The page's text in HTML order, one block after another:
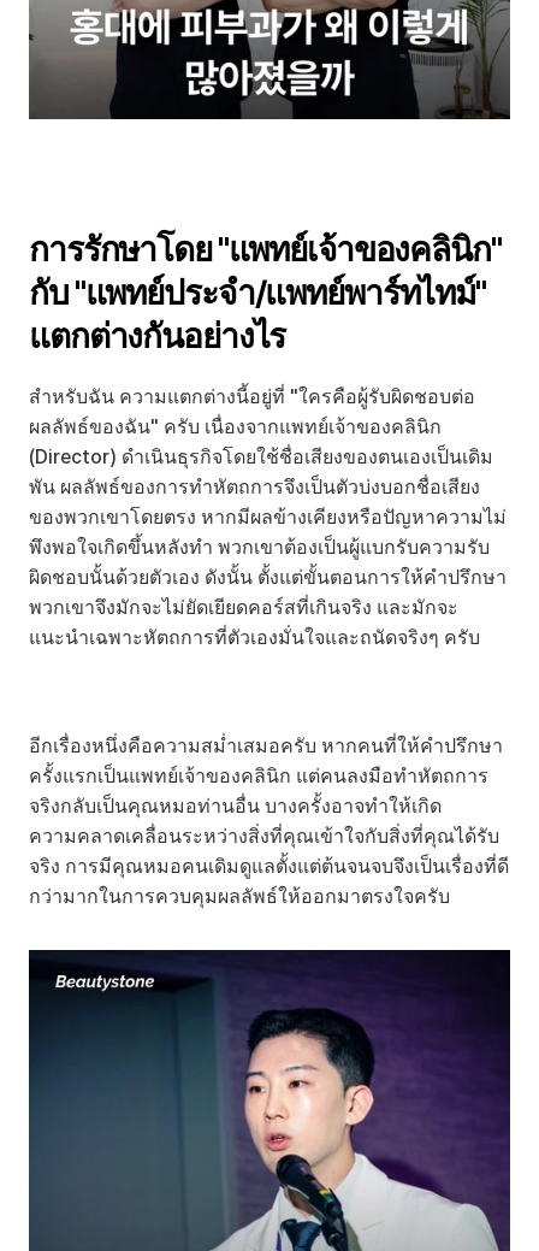
การรักษาโดย "แพทย์เจ้าของคลินิก"
กับ "แพทย์ประจำ/แพทย์พาร์ทไทม์"
แตกต่างกันอย่างไร
สำหรับฉัน ความแตกต่างนี้อยู่ที่ "ใครคือผู้รับผิดชอบต่อ
ผลลัพธ์ของฉัน" ครับ เนื่องจากแพทย์เจ้าของคลินิก
(Director) ดำเนินธุรกิจโดยใช้ชื่อเสียงของตนเองเป็นเดิม
พัน ผลลัพธ์ของการทำหัตถการจึงเป็นตัวบ่งบอกชื่อเสียง
ของพวกเขาโดยตรง หากมีผลข้างเคียงหรือปัญหาความไม่
พึงพอใจเกิดขึ้นหลังทำ พวกเขาต้องเป็นผู้แบกรับความรับ
ผิดชอบนั้นด้วยตัวเอง ดังนั้น ตั้งแต่ขั้นตอนการให้คำปรึกษา
พวกเขาจึงมักจะไม่ยัดเยียดคอร์สที่เกินจริง และมักจะ
แนะนำเฉพาะหัตถการที่ตัวเองมั่นใจและถนัดจริงๆ ครับ
อีกเรื่องหนึ่งคือความสม่ำเสมอครับ หากคนที่ให้คำปรึกษา
ครั้งแรกเป็นแพทย์เจ้าของคลินิก แต่คนลงมือทำหัตถการ
จริงกลับเป็นคุณหมอท่านอื่น บางครั้งอาจทำให้เกิด
ความคลาดเคลื่อนระหว่างสิ่งที่คุณเข้าใจกับสิ่งที่คุณได้รับ
จริง การมีคุณหมอคนเดิมดูแลตั้งแต่ต้นจนจบจึงเป็นเรื่องที่ดี
กว่ามากในการควบคุมผลลัพธ์ให้ออกมาตรงใจครับ